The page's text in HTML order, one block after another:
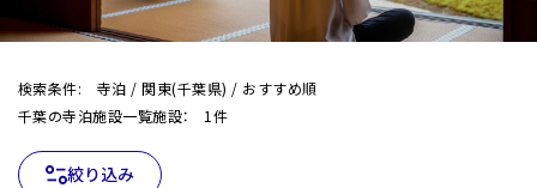
検索条件: 寺泊 / 関東(千葉県) / おすすめ順
千葉の寺泊施設一覧施設： 1件
絞り込み